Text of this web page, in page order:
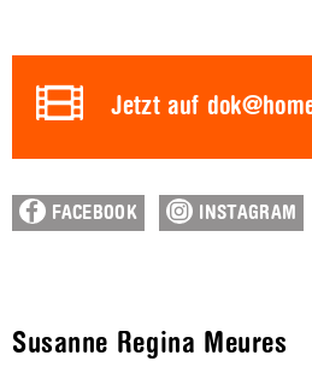
Jetzt auf
FACEBOOK INSTAGRAM
Susanne Regina Meures